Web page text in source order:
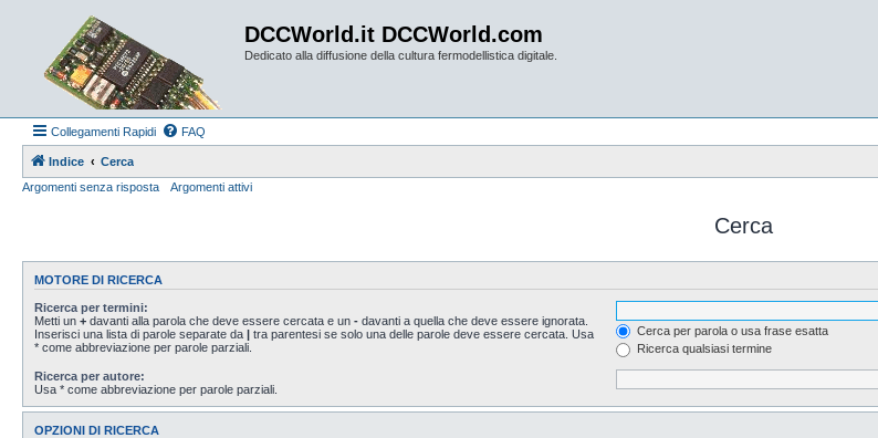
DCCWorld.it DCCWorld.com
Dedicato alla diffusione della cultura fermodellistica digitale.
Collegamenti Rapidi FAQ
Indice
Cerca
Argomenti senza risposta
Argomenti attivi
Cerca
MOTORE DI RICERCA
Ricerca per termini:
Metti un + davanti alla parola che deve essere cercata e un - davanti a quella che deve essere ignorata.
Inserisci una lista di parole separate da | tra parentesi se solo una delle parole deve essere cercata. Usa
* come abbreviazione per parole parziali.
Cerca per parola o usa frase esatta
Ricerca qualsiasi termine
Ricerca per autore:
Usa * come abbreviazione per parole parziali.
OPZIONI DI RICERCA